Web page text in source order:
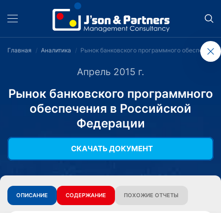
Главная Аналитика Рынок банковского программного
Апрель 2015 г.
Рынок банковского программного
обеспечения в Российской
Федерации
СКАЧАТЬ ДОКУМЕНТ
ОПИСАНИЕ СОДЕРЖАНИЕ ПОХОЖИЕ ОТЧЕТЫ